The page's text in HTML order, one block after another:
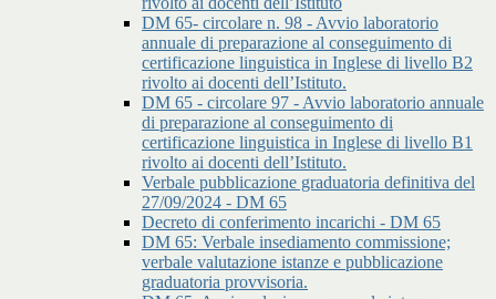
DM 65- circolare n. 98 - Avvio laboratorio
annuale di preparazione al conseguimento di
certificazione linguistica in Inglese di livello B2
rivolto ai docenti dell’Istituto.
DM 65 - circolare 97 - Avvio laboratorio annuale
di preparazione al conseguimento di
certificazione linguistica in Inglese di livello B1
rivolto ai docenti dell’Istituto.
Verbale pubblicazione graduatoria definitiva del
27/09/2024 - DM 65
Decreto di conferimento incarichi - DM 65
DM 65: Verbale insediamento commissione;
verbale valutazione istanze e pubblicazione
graduatoria provvisoria.